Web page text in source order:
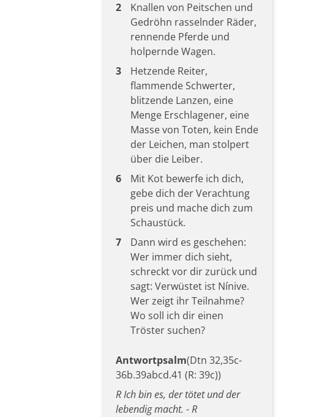
2
Knallen von Peitschen und
Gedröhn rasselnder Räder,
rennende Pferde und
holpernde Wagen.
3
Hetzende Reiter,
flammende Schwerter,
blitzende Lanzen, eine
Menge Erschlagener, eine
Masse von Toten, kein Ende
der Leichen, man stolpert
über die Leiber.
6
Mit Kot bewerfe ich dich,
gebe dich der Verachtung
preis und mache dich zum
Schaustück.
7
Dann wird es geschehen:
Wer immer dich sieht,
schreckt vor dir zurück und
sagt: Verwüstet ist Nínive.
Wer zeigt ihr Teilnahme?
Wo soll ich dir einen
Tröster suchen?
Antwortpsalm(Dtn 32,35c-
36b.39abcd.41 (R: 39c))
R Ich bin es, der tötet und der
lebendig macht. - R